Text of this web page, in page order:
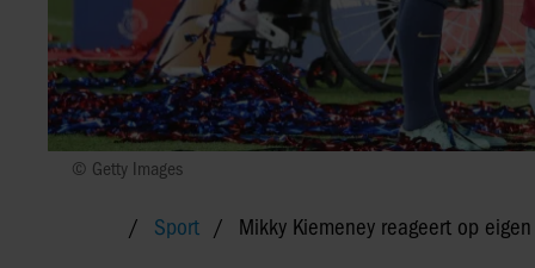
© Getty Images
Sport Mikky Kiemeney reageert op